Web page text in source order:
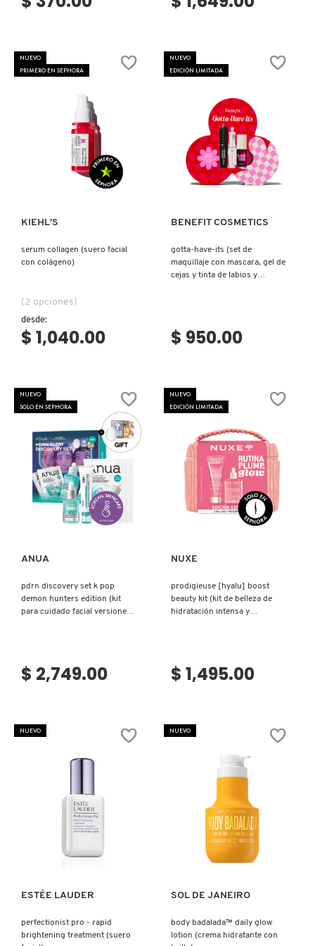
TOM FORD
TONYMOLY
TRULY BEAUTY
VERSACE
NUEVO
PRIMERO EN SEPHORA
Ver más
KIEHL’S
serum collagen (suero facial
con colágeno)
(2 opciones)
desde:
$ 1,040.00
NUEVO
EDICIÓN LIMITADA
Ver más
BENEFIT COSMETICS
gotta-have-its (set de
maquillaje con mascara, gel de
cejas y tinta de labios y
$ 950.00
NUEVO
SOLO EN SEPHORA
Ver más
ANUA
pdrn discovery set k pop
demon hunters edition (kit
para cuidado facial versiones
$ 2,749.00
NUEVO
EDICIÓN LIMITADA
Ver más
NUXE
prodigieuse [hyalu] boost
beauty kit (kit de belleza de
hidratación intensa y
$ 1,495.00
NUEVO
ESTÉE LAUDER
perfectionist pro - rapid
brightening treatment (suero
NUEVO
Ver más
SOL DE JANEIRO
body badalada™ daily glow
lotion (crema hidratante con